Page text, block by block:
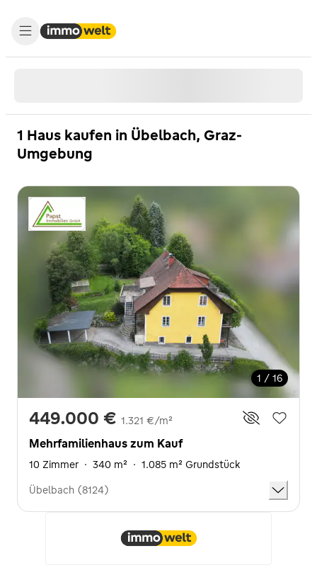
1 Haus kaufen in Übelbach, Graz-
Umgebung
1 / 16
449.000 € 1.321 €/m²
Mehrfamilienhaus zum Kauf
10 Zimmer · 340 m² · 1.085 m² Grundstück
Übelbach (8124)